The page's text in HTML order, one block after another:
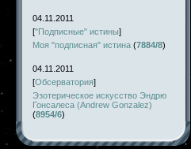
04.11.2011
["Подписные" истины]
Моя "подписная" истина (7884/8)
04.11.2011
[Обсерватория]
Эзотерическое искусство Эндрю
Гонсалеса (Andrew Gonzalez)
(8954/6)